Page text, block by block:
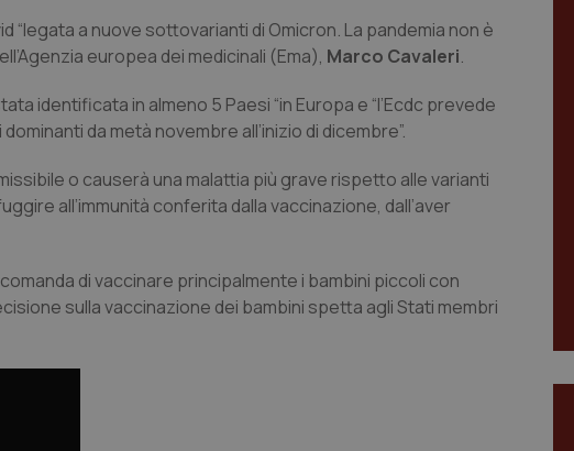
“legata a nuove sottovarianti di Omicron. La pandemia non è
europea dei medicinali (Ema), Marco Cavaleri.
identificata in almeno 5 Paesi “in Europa e “l’Ecdc prevede
da metà novembre all’inizio di dicembre”.
o causerà una malattia più grave rispetto alle varianti
all’immunità conferita dalla vaccinazione, dall’aver
di vaccinare principalmente i bambini piccoli con
sulla vaccinazione dei bambini spetta agli Stati membri